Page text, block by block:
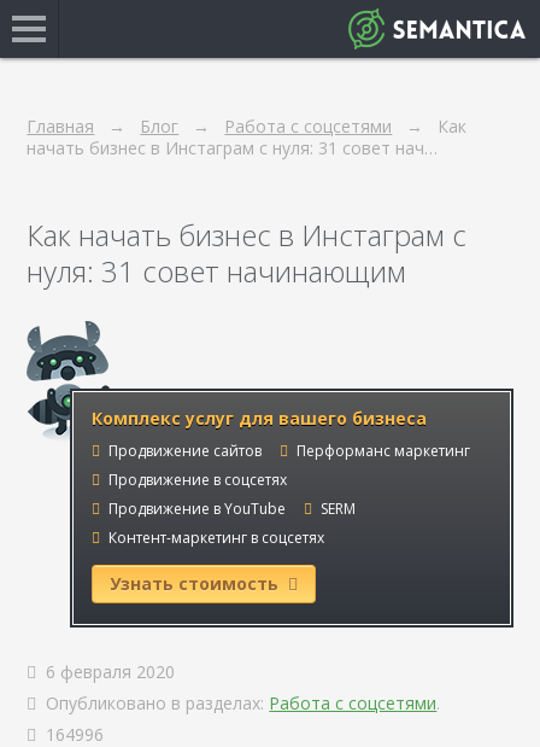
Главная Блог Работа с соцсетями
Как
начать бизнес в Инстаграм с нуля: 31 совет нач…
Как начать бизнес в Инстаграм с
нуля: 31 совет начинающим
Комплекс услуг для вашего бизнеса
Продвижение сайтов
Перформанс маркетинг
Продвижение в соцсетях
Продвижение в YouTube
SERM
Контент-маркетинг в соцсетях
Узнать стоимость
6 февраля 2020
Опубликовано в разделах: Работа с соцсетями.
164996